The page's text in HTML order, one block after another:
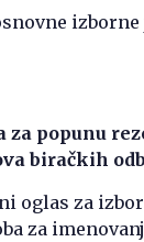
izborne
za popunu
biračkih
oglas za
za